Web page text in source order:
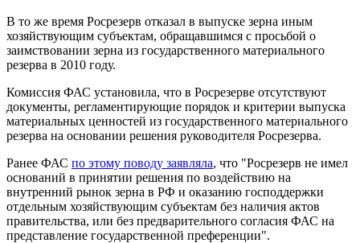
В то же время Росрезерв отказал в выпуске зерна иным
хозяйствующим субъектам, обращавшимся с просьбой о
заимствовании зерна из государственного материального
резерва в 2010 году.
Комиссия ФАС установила, что в Росрезерве отсутствуют
документы, регламентирующие порядок и критерии выпуска
материальных ценностей из государственного материального
резерва на основании решения руководителя Росрезерва.
Ранее ФАС по этому поводу заявляла, что "Росрезерв не имел
оснований в принятии решения по воздействию на
внутренний рынок зерна в РФ и оказанию господдержки
отдельным хозяйствующим субъектам без наличия актов
правительства, или без предварительного согласия ФАС на
представление государственной преференции".